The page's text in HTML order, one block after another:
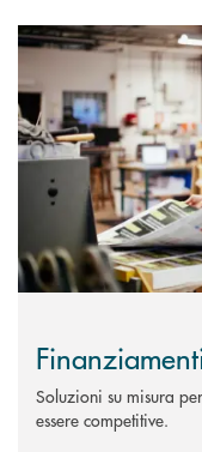
Scopri di più
Soluzioni su misura
essere competitive.